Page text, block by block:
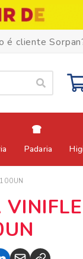
é cliente
Padaria